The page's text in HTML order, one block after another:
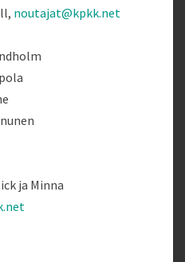
noutajat@kpkk.net
ja Minna